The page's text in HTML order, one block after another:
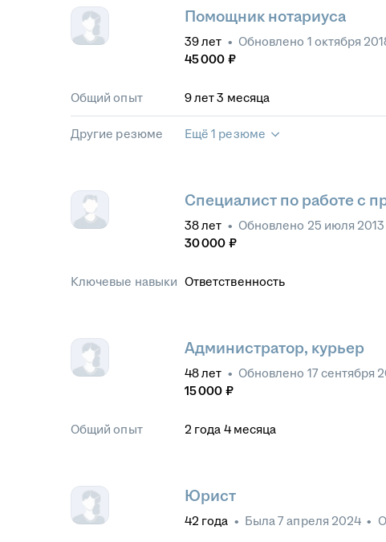
Помощник нотариуса
39лет • Обновлено 1 октября
45 000 ₽
Общий опыт 9лет 3 месяца
Другие резюме Ещё 1 резюме
Специалист по работе с
38лет • Обновлено 25 июля 2013
30 000 ₽
Ключевые навыки Ответственность
Администратор, курьер
48лет • Обновлено 17 сентября
15 000 ₽
Общий опыт 2 года 4 месяца
Юрист
42 года • Была7 апреля 2024 •